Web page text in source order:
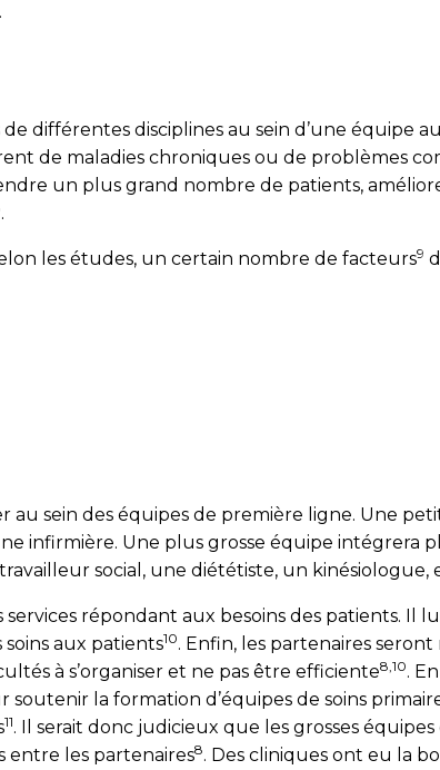
différentes disciplines au sein d’une équipe
de maladies chroniques ou de problèmes
un plus grand nombre de patients,
.
les études, un certain nombre de facteurs9
au sein des équipes de première ligne. Une
infirmière. Une plus grosse équipe intégrera
social, une diététiste, un kinésiologue,
répondant aux besoins des patients. Il
aux patients10. Enfin, les partenaires
à s’organiser et ne pas être efficiente8,10.
la formation d’équipes de soins
11. Il serait donc judicieux que les grosses
entre les partenaires8. Des cliniques ont eu la